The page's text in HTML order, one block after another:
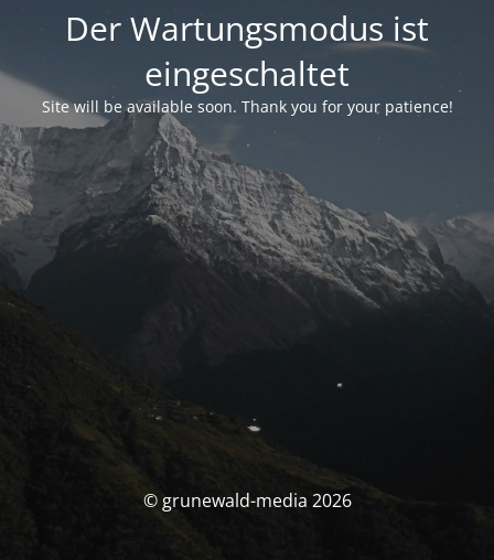
Der Wartungsmodus ist
eingeschaltet
Site will be available soon. Thank you for your patience!
© grunewald-media 2026